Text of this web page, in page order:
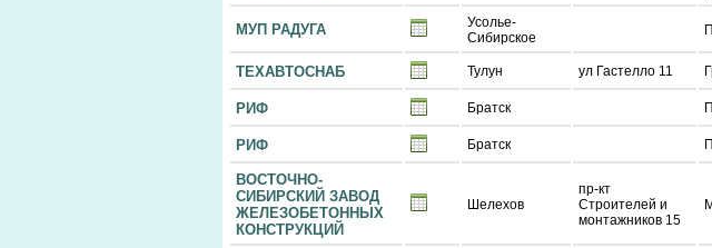
МУП РАДУГА
Усолье-
Сибирское
ТЕХАВТОСНАБ Тулун ул Гастелло 11
РИФ Братск
РИФ Братск
ВОСТОЧНО-
СИБИРСКИЙ ЗАВОД
ЖЕЛЕЗОБЕТОННЫХ
КОНСТРУКЦИЙ
Шелехов
пр-кт
Строителей и
монтажников 15